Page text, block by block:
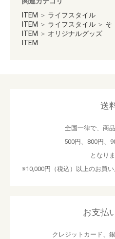
ITEM ＞ ライフスタイル
ITEM ＞ ライフスタイル ＞
ITEM ＞ オリジナルグッズ
ITEM
送
全国一律で、商
500円、800円、
となりま
※10,000円（税込）以上のお買
お支払
クレジットカード、